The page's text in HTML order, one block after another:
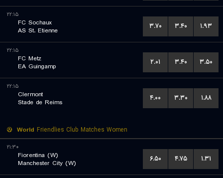
۲۲:۱۵
FC Sochaux
AS St. Etienne
۳.۷۰ ۳.۴۰ ۱.۹۳
۲۲:۱۵
FC Metz
EA Guingamp
۲.۰۱ ۳.۴۰ ۳.۵۰
۲۲:۱۵
Clermont
Stade de Reims
۴.۰۰ ۳.۳۰ ۱.۸۸
World Friendlies Club Matches Women
۲۱:۳۰
Fiorentina (W)
Manchester City (W)
۶.۵۰ ۴.۷۵ ۱.۳۱